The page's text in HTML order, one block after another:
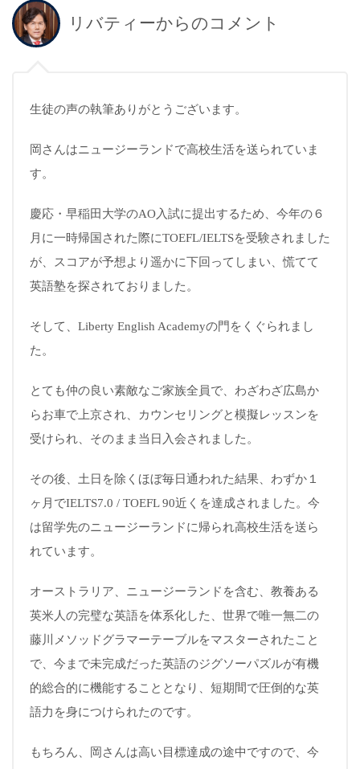
リバティーからのコメント
生徒の声の執筆ありがとうございます。
岡さんはニュージーランドで高校生活を送られていま
す。
慶応・早稲田大学のAO入試に提出するため、今年の６
月に一時帰国された際にTOEFL/IELTSを受験されました
が、スコアが予想より遥かに下回ってしまい、慌てて
英語塾を探されておりました。
そして、Liberty English Academyの門をくぐられまし
た。
とても仲の良い素敵なご家族全員で、わざわざ広島か
らお車で上京され、カウンセリングと模擬レッスンを
受けられ、そのまま当日入会されました。
その後、土日を除くほぼ毎日通われた結果、わずか１
ヶ月でIELTS7.0 / TOEFL 90近くを達成されました。今
は留学先のニュージーランドに帰られ高校生活を送ら
れています。
オーストラリア、ニュージーランドを含む、教養ある
英米人の完璧な英語を体系化した、世界で唯一無二の
藤川メソッドグラマーテーブルをマスターされたこと
で、今まで未完成だった英語のジグソーパズルが有機
的総合的に機能することとなり、短期間で圧倒的な英
語力を身につけられたのです。
もちろん、岡さんは高い目標達成の途中ですので、今